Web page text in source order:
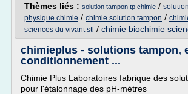
Thèmes liés : solution tampon tp chimie /
physique chimie / chimie solution tampon /
sciences du vivant stl / chimie biochimie
chimieplus - solutions tampon,
conditionnement ...
Chimie Plus Laboratoires fabrique des
pour l'étalonnage des pH-mètres